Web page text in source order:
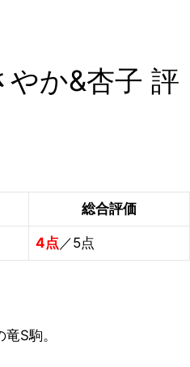
か&杏子 評
総合評価
4点 ／5点
S駒。